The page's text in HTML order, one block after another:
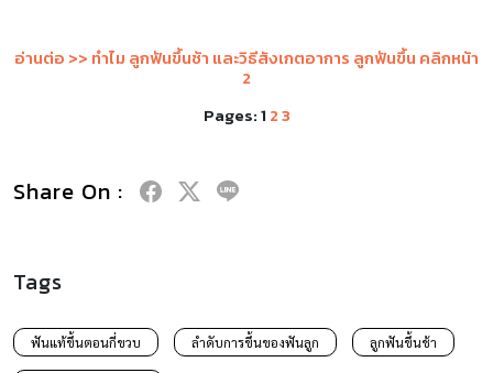
อ่านต่อ >> ทำไม ลูกฟันขึ้นช้า และวิธีสังเกตอาการ ลูกฟันขึ้น คลิกหน้า
2
Pages:1 23
Share On :
Tags
ฟันแท้ขึ้นตอนกี่ขวบ ลำดับการขึ้นของฟันลูก ลูกฟันขึ้นช้า